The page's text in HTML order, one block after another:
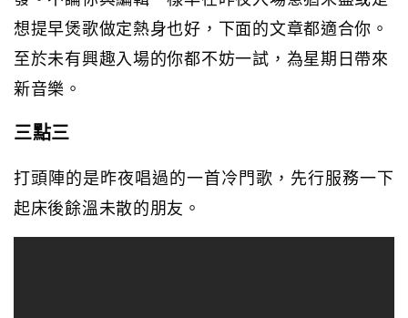
想提早煲歌做定熱身也好，下面的文章都適合你。
至於未有興趣入場的你都不妨一試，為星期日帶來
新音樂。
三點三
打頭陣的是昨夜唱過的一首冷門歌，先行服務一下
起床後餘溫未散的朋友。